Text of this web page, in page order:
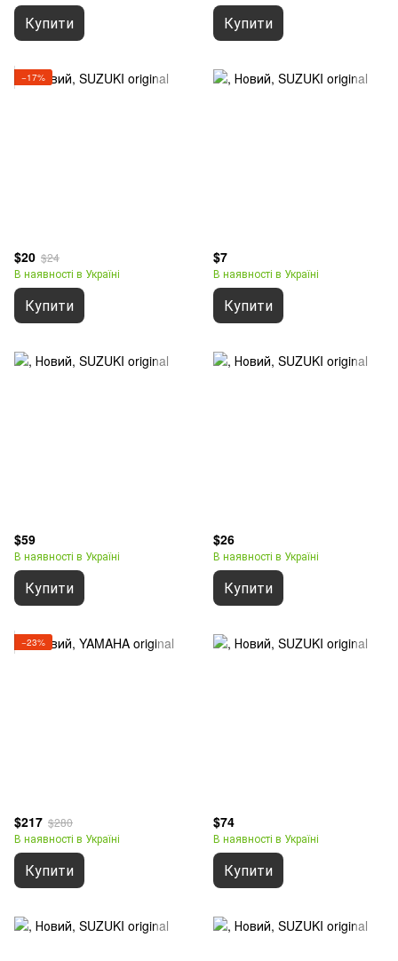
Купити Купити
−17%
$20 $24
В наявності в Україні
Купити
$7
В наявності в Україні
Купити
$59
В наявності в Україні
Купити
$26
В наявності в Україні
Купити
−23%
$217 $280
В наявності в Україні
Купити
$74
В наявності в Україні
Купити